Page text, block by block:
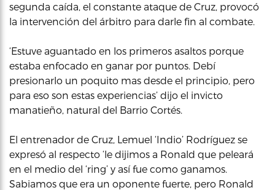
segunda caída, el constante ataque de Cruz, provocó
la intervención del árbitro para darle fin al combate.
‘Estuve aguantado en los primeros asaltos porque
estaba enfocado en ganar por puntos. Debí
presionarlo un poquito mas desde el principio, pero
para eso son estas experiencias’ dijo el invicto
manatieño, natural del Barrio Cortés.
El entrenador de Cruz, Lemuel ‘Indio’ Rodríguez se
expresó al respecto ‘le dijimos a Ronald que peleará
en el medio del ‘ring’ y así fue como ganamos.
Sabiamos que era un oponente fuerte, pero Ronald